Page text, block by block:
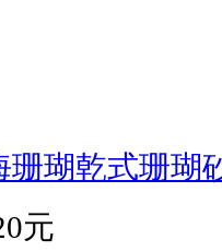
珊瑚乾式珊瑚
元